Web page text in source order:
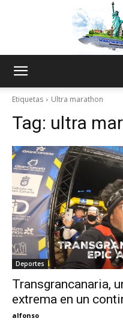
Etiquetas Ultra marathon
Tag: ultra
Deportes
Transgrancanaria,
extrema en un
alfonso